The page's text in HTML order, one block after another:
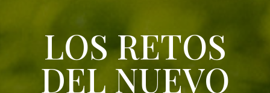
LOS RETOS
DEL NUEVO